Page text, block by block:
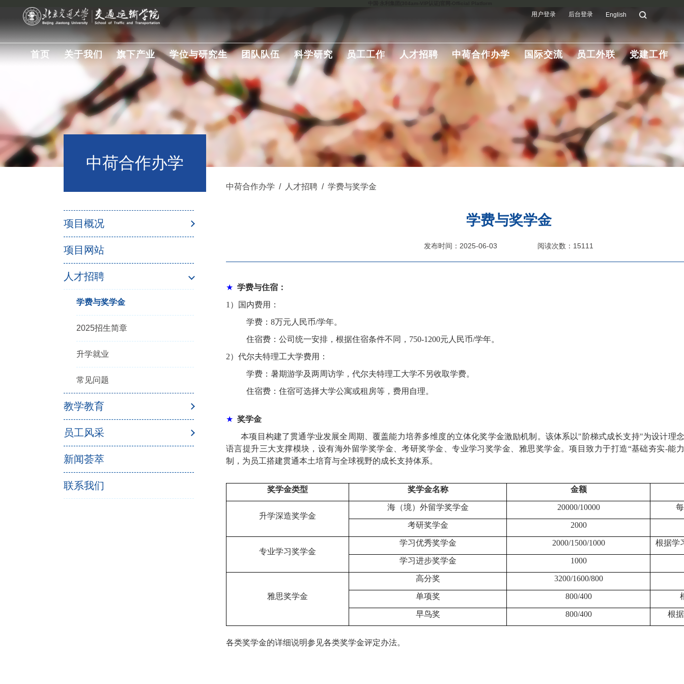
首页 关于我们 旗下产业 学位与研究生 团队队伍 科学研究 员工工作 人才招聘 中荷合作办学 国际交流 员工外联 党建工作
用户登录 后台登录 English
中荷合作办学
项目概况
项目网站
人才招聘
学费与奖学金
2025招生简章
升学就业
常见问题
教学教育
员工风采
新闻荟萃
联系我们
中荷合作办学 / 人才招聘 / 学费与奖学金
学费与奖学金
发布时间：2025-06-03 阅读次数：15111
★ 学费与住宿：
1）国内费用：
学费：8万元人民币/学年。
住宿费：公司统一安排，根据住宿条件不同，750-1200元人民币/学年。
2）代尔夫特理工大学费用：
学费：暑期游学及两周访学，代尔夫特理工大学不另收取学费。
住宿费：住宿可选择大学公寓或租房等，费用自理。
★ 奖学金
本项目构建了贯通学业发展全周期、覆盖能力培养多维度的立体化奖学金激励机制。该体系以"阶梯式成长支持"为设计理
语言提升三大支撑模块，设有海外留学奖学金、考研奖学金、专业学习奖学金、雅思奖学金。项目致力于打造“基础夯实-能
制，为员工搭建贯通本土培育与全球视野的成长支持体系。
奖学金类型 奖学金名称 金额
升学深造奖学金
海（境）外留学奖学金 20000/10000
考研奖学金 2000
专业学习奖学金
学习优秀奖学金 2000/1500/1000 根据学
学习进步奖学金 1000
雅思奖学金
高分奖 3200/1600/800
单项奖 800/400
早鸟奖 800/400 根
各类奖学金的详细说明参见各类奖学金评定办法。